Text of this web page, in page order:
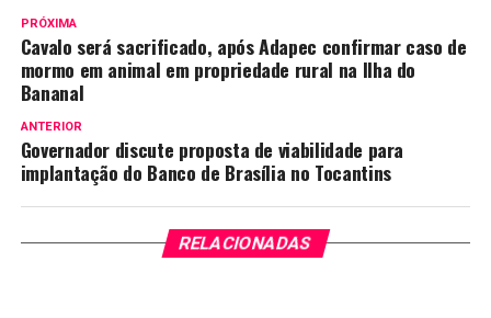
PRÓXIMA
Cavalo será sacrificado, após Adapec confirmar caso de
mormo em animal em propriedade rural na Ilha do
Bananal
ANTERIOR
Governador discute proposta de viabilidade para
implantação do Banco de Brasília no Tocantins
RELACIONADAS